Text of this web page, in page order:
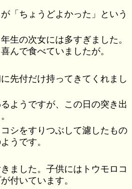
「ちょうどよかった」という
生の次女には多すぎました。
んで食べていましたが。
先付だけ持ってきてくれまし
ようですが、この日の突き出
シをすりつぶして濾したもの
うです。
ました。子供にはトウモロコ
付いています。